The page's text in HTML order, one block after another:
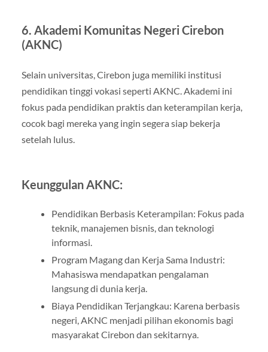
6. Akademi Komunitas Negeri Cirebon
(AKNC)
Selain universitas, Cirebon juga memiliki institusi
pendidikan tinggi vokasi seperti AKNC. Akademi ini
fokus pada pendidikan praktis dan keterampilan kerja,
cocok bagi mereka yang ingin segera siap bekerja
setelah lulus.
Keunggulan AKNC:
Pendidikan Berbasis Keterampilan: Fokus pada
teknik, manajemen bisnis, dan teknologi
informasi.
Program Magang dan Kerja Sama Industri:
Mahasiswa mendapatkan pengalaman
langsung di dunia kerja.
Biaya Pendidikan Terjangkau: Karena berbasis
negeri, AKNC menjadi pilihan ekonomis bagi
masyarakat Cirebon dan sekitarnya.